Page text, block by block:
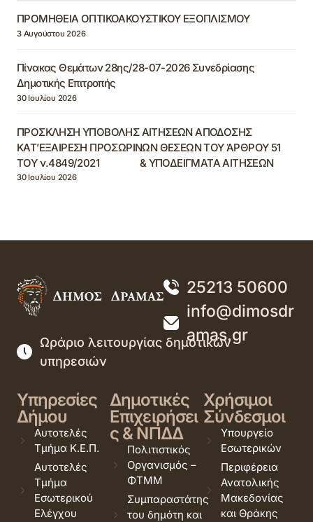
ΠΡΟΜΗΘΕΙΑ ΟΠΤΙΚΟΑΚΟΥΣΤΙΚΟΥ ΕΞΟΠΛΙΣΜΟΥ
3 Αυγούστου 2026
Πίνακας Θεμάτων 28ης/28-07-2026 Συνεδρίασης
Δημοτικής Επιτροπής
30 Ιουλίου 2026
ΠΡΟΣΚΛΗΣΗ ΥΠΟΒΟΛΗΣ ΑΙΤΗΣΕΩΝ ΑΠΟΔΟΣΗΣ
ΚΑΤ’ΕΞΑΙΡΕΣΗ ΠΡΟΣΩΡΙΝΩΝ ΘΕΣΕΩΝ ΤΟΥ ΆΡΘΡΟΥ 51
ΤΟΥ ν.4849/2021 & ΥΠΟΔΕΙΓΜΑΤΑ ΑΙΤΗΣΕΩΝ
30 Ιουλίου 2026
25213 50600
info@dimosdr
amas.gr
Ωράριο λειτουργίας δημοτικών
υπηρεσιών
Υπηρεσίες
Δήμου
Αυτοτελές
Τμήμα Κ.Ε.Π.
Αυτοτελές
Τμήμα
Εσωτερικού
Ελέγχου
Δημοτικές
Επιχειρήσει
ς & ΝΠΔΔ
Πολιτιστικός
Οργανισμός –
ΦΤΜΜ
Συμπαραστάτης
του δημότη και
Χρήσιμοι
Σύνδεσμοι
Υπουργείο
Εσωτερικών
Περιφέρεια
Ανατολικής
Μακεδονίας
και Θράκης